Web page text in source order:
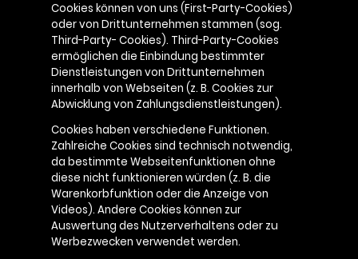
Cookies können von uns (First-Party-Cookies)
oder von Drittunternehmen stammen (sog.
Third-Party- Cookies). Third-Party-Cookies
ermöglichen die Einbindung bestimmter
Dienstleistungen von Drittunternehmen
innerhalb von Webseiten (z. B. Cookies zur
Abwicklung von Zahlungsdienstleistungen).
Cookies haben verschiedene Funktionen.
Zahlreiche Cookies sind technisch notwendig,
da bestimmte Webseitenfunktionen ohne
diese nicht funktionieren würden (z. B. die
Warenkorbfunktion oder die Anzeige von
Videos). Andere Cookies können zur
Auswertung des Nutzerverhaltens oder zu
Werbezwecken verwendet werden.